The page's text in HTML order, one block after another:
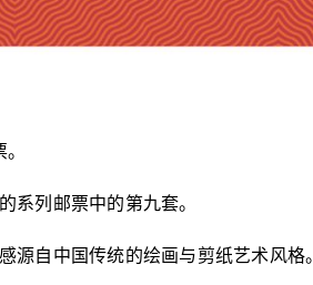
列邮票中的第九套。
自中国传统的绘画与剪纸艺术风格。